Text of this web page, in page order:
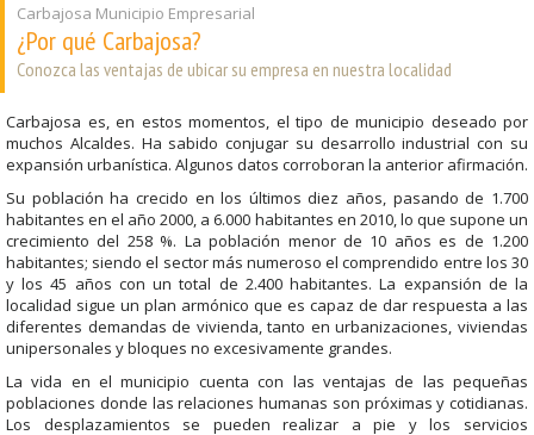
Carbajosa Municipio Empresarial
¿Por qué Carbajosa?
Conozca las ventajas de ubicar su empresa en nuestra localidad
Carbajosa es, en estos momentos, el tipo de municipio deseado por
muchos Alcaldes. Ha sabido conjugar su desarrollo industrial con su
expansión urbanística. Algunos datos corroboran la anterior afirmación.
Su población ha crecido en los últimos diez años, pasando de 1.700
habitantes en el año 2000, a 6.000 habitantes en 2010, lo que supone un
crecimiento del 258 %. La población menor de 10 años es de 1.200
habitantes; siendo el sector más numeroso el comprendido entre los 30
y los 45 años con un total de 2.400 habitantes. La expansión de la
localidad sigue un plan armónico que es capaz de dar respuesta a las
diferentes demandas de vivienda, tanto en urbanizaciones, viviendas
unipersonales y bloques no excesivamente grandes.
La vida en el municipio cuenta con las ventajas de las pequeñas
poblaciones donde las relaciones humanas son próximas y cotidianas.
Los desplazamientos se pueden realizar a pie y los servicios